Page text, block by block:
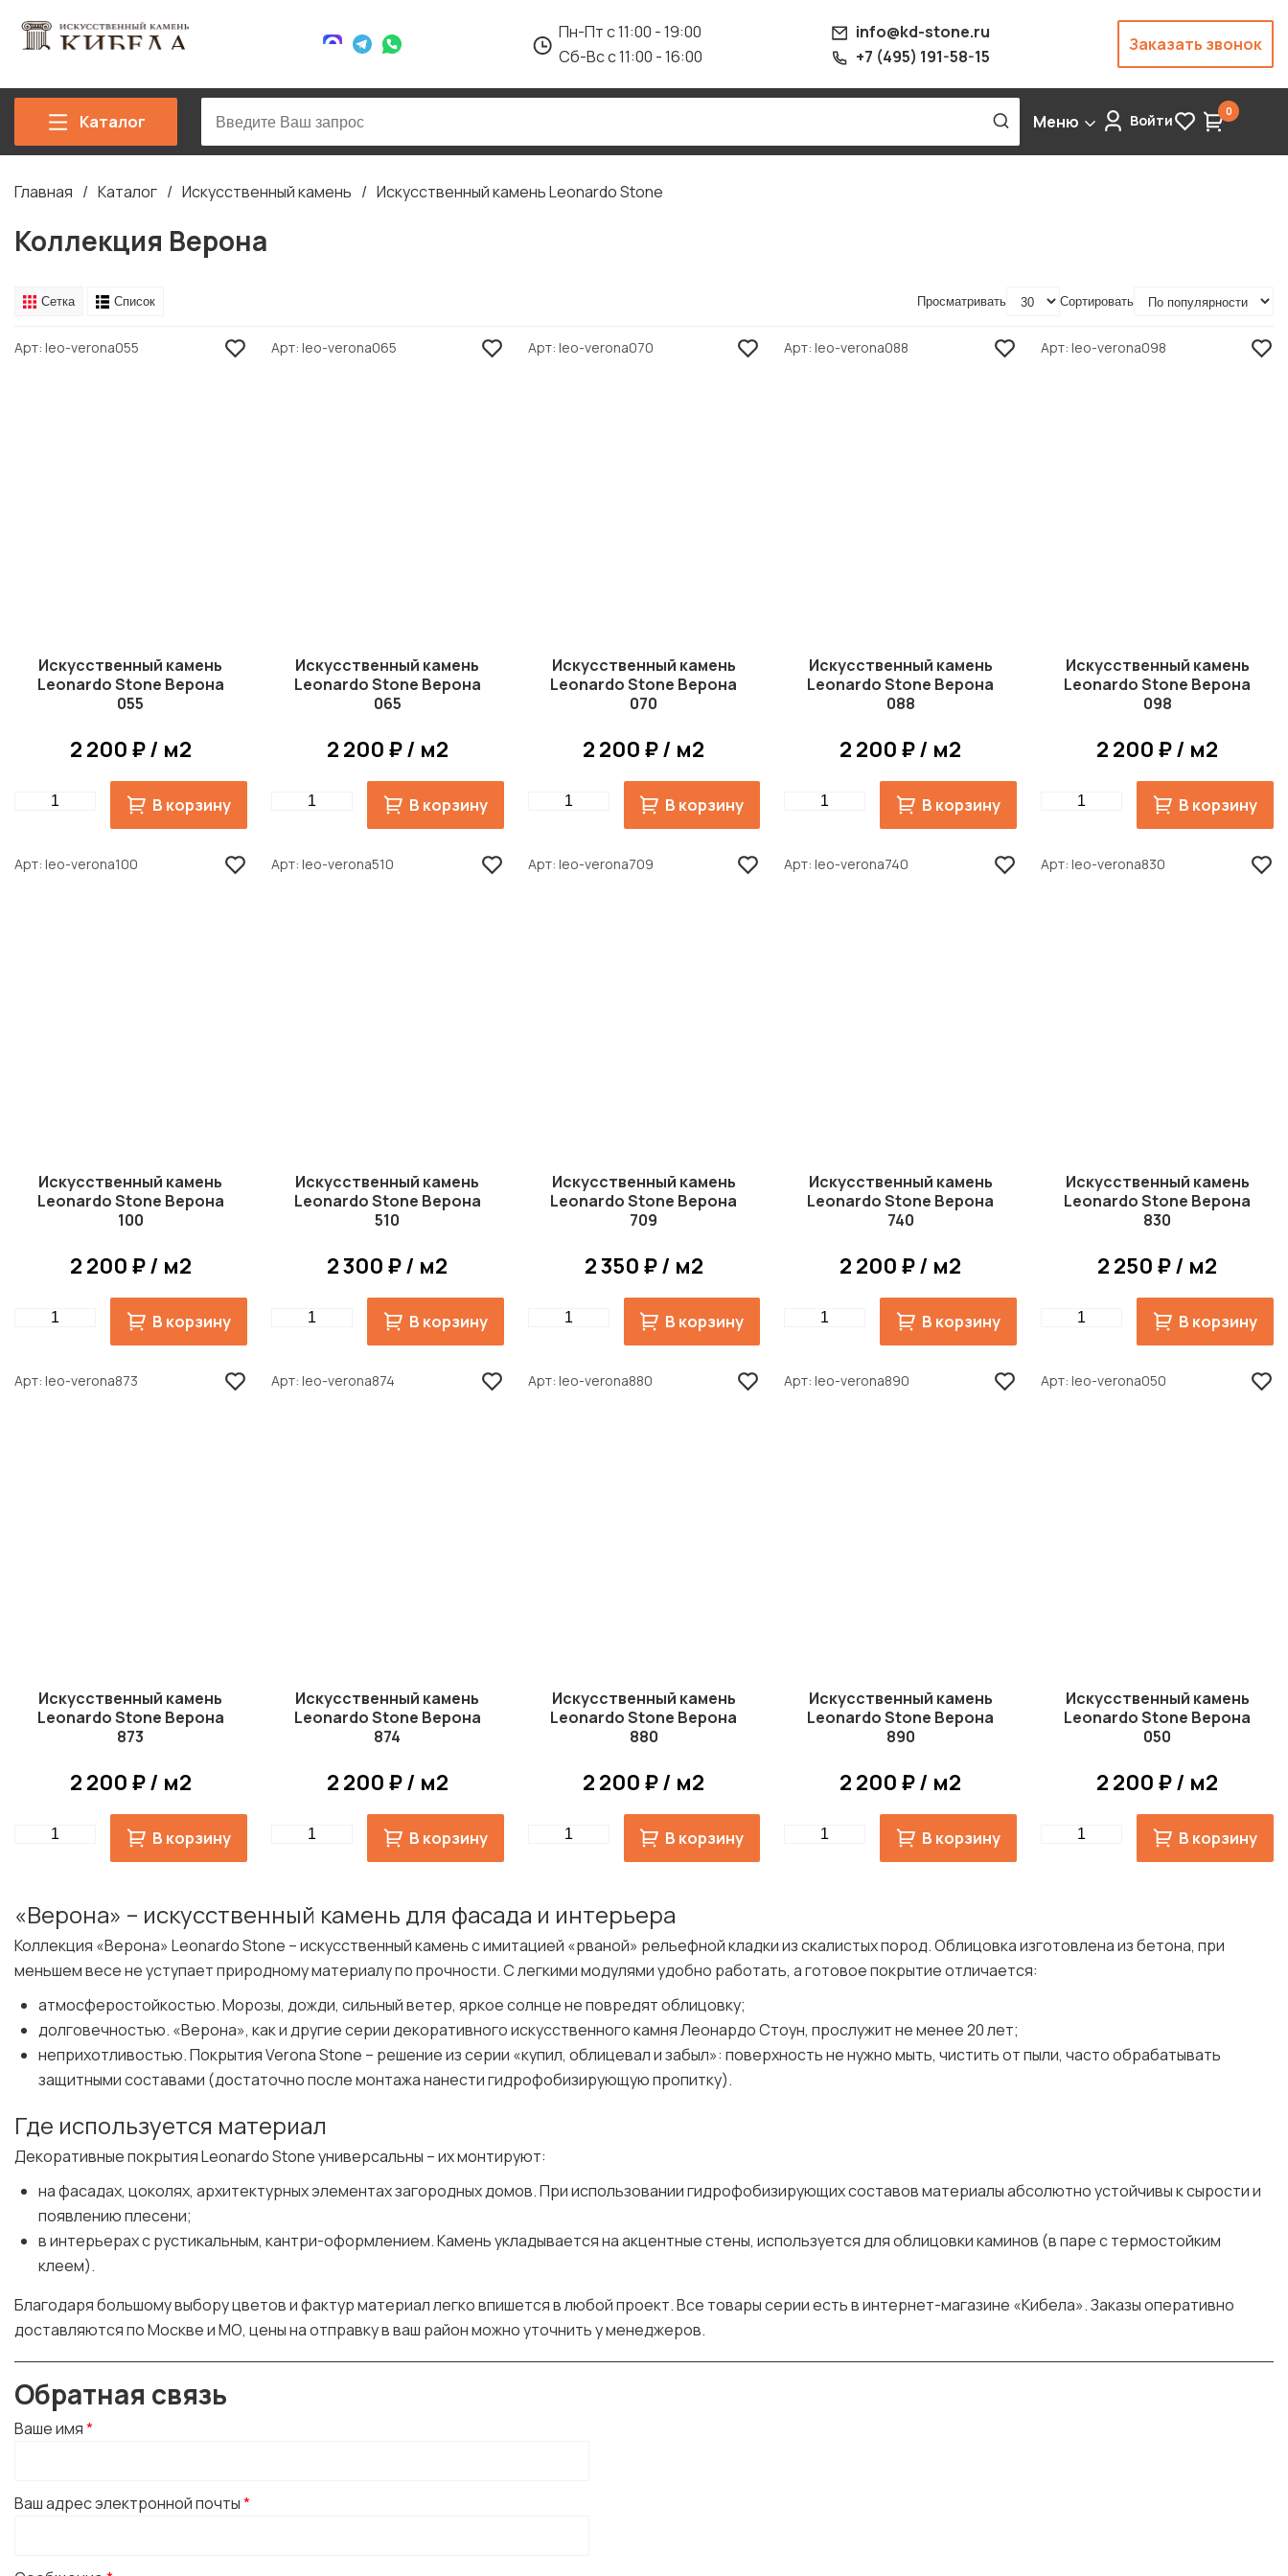
Пн-Пт с 11:00 - 19:00
Сб-Вс с 11:00 - 16:00
info@kd-stone.ru
+7 (495) 191-58-15
Заказать звонок
Каталог Меню Войти 0
Строка
навигации
Главная Каталог Искусственный камень Искусственный камень Leonardo Stone
Коллекция Верона
Сетка Список Просматривать Сортировать
Арт leo-verona055
Искусственный камень
Leonardo Stone Верона
055
2 200 ₽ / м2
Quantity В корзину
Арт leo-verona065
Искусственный камень
Leonardo Stone Верона
065
2 200 ₽ / м2
Quantity В корзину
Арт leo-verona070
Искусственный камень
Leonardo Stone Верона
070
2 200 ₽ / м2
Quantity В корзину
Арт leo-verona088
Искусственный камень
Leonardo Stone Верона
088
2 200 ₽ / м2
Quantity В корзину
Арт leo-verona098
Искусственный камень
Leonardo Stone Верона
098
2 200 ₽ / м2
Quantity В корзину
Арт leo-verona100
Искусственный камень
Leonardo Stone Верона
100
2 200 ₽ / м2
Quantity В корзину
Арт leo-verona510
Искусственный камень
Leonardo Stone Верона
510
2 300 ₽ / м2
Quantity В корзину
Арт leo-verona709
Искусственный камень
Leonardo Stone Верона
709
2 350 ₽ / м2
Quantity В корзину
Арт leo-verona740
Искусственный камень
Leonardo Stone Верона
740
2 200 ₽ / м2
Quantity В корзину
Арт leo-verona830
Искусственный камень
Leonardo Stone Верона
830
2 250 ₽ / м2
Quantity В корзину
Арт leo-verona873
Искусственный камень
Leonardo Stone Верона
873
2 200 ₽ / м2
Quantity В корзину
Арт leo-verona874
Искусственный камень
Leonardo Stone Верона
874
2 200 ₽ / м2
Quantity В корзину
Арт leo-verona880
Искусственный камень
Leonardo Stone Верона
880
2 200 ₽ / м2
Quantity В корзину
Арт leo-verona890
Искусственный камень
Leonardo Stone Верона
890
2 200 ₽ / м2
Quantity В корзину
Арт leo-verona050
Искусственный камень
Leonardo Stone Верона
050
2 200 ₽ / м2
Quantity В корзину
«Верона» – искусственный камень для фасада и интерьера
Коллекция «Верона» Leonardo Stone – искусственный камень с имитацией «рваной» рельефной кладки из скалистых пород. Облицовка изготовлена из бетона, при
меньшем весе не уступает природному материалу по прочности. С легкими модулями удобно работать, а готовое покрытие отличается:
атмосферостойкостью. Морозы, дожди, сильный ветер, яркое солнце не повредят облицовку;
долговечностью. «Верона», как и другие серии декоративного искусственного камня Леонардо Стоун, прослужит не менее 20 лет;
неприхотливостью. Покрытия Verona Stone – решение из серии «купил, облицевал и забыл»: поверхность не нужно мыть, чистить от пыли, часто обрабатывать
защитными составами (достаточно после монтажа нанести гидрофобизирующую пропитку).
Где используется материал
Декоративные покрытия Leonardo Stone универсальны – их монтируют:
на фасадах, цоколях, архитектурных элементах загородных домов. При использовании гидрофобизирующих составов материалы абсолютно устойчивы к сырости и
появлению плесени;
в интерьерах с рустикальным, кантри-оформлением. Камень укладывается на акцентные стены, используется для облицовки каминов (в паре с термостойким
клеем).
Благодаря большому выбору цветов и фактур материал легко впишется в любой проект. Все товары серии есть в интернет-магазине «Кибела». Заказы оперативно
доставляются по Москве и МО, цены на отправку в ваш район можно уточнить у менеджеров.
Обратная связь
Ваше имя*
Ваш адрес электронной почты*